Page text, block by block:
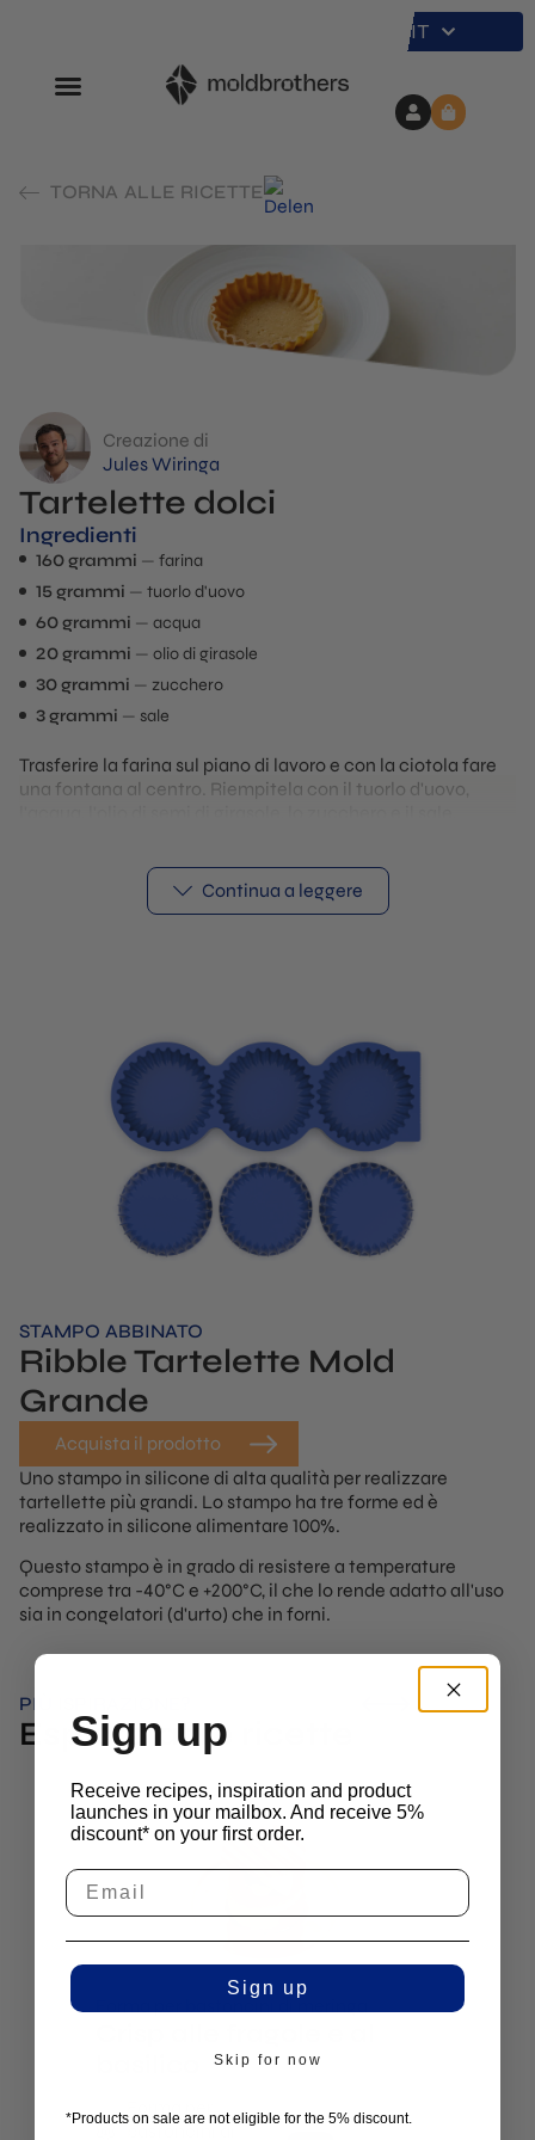
IT
TORNA ALLE RICETTE
Tartelette dolci
Creazione di
Jules Wiringa
Ingredienti
160 grammi
farina
15 grammi
tuorlo d'uovo
60 grammi
acqua
20 grammi
olio di girasole
30 grammi
zucchero
3 grammi
sale
Trasferire la farina sul piano di lavoro e con la ciotola fare
una fontana al centro. Riempitela con il tuorlo d'uovo,
pasta. Una volta ottenuto un bell'impasto, coprirlo e
lasciarlo riposare per almeno 1 ora in frigorifero. Dopodiché,
verso il basso e poi mettete le cime sul fondo. Infornare a
160 gradi Celsius per circa 40 minuti fino a doratura.
Lasciateli raffreddare per 5 minuti prima di livellare la parte
superiore con una grattugia fine. Quindi, conservatele
asciutte e coperte per un secondo momento.
Continua a leggere
STAMPO ABBINATO
Ribble Tartelette Mold
Grande
Uno stampo in silicone di alta qualità per realizzare
tartellette più grandi. Lo stampo ha tre forme ed è
realizzato in silicone alimentare 100%.
Questo stampo è in grado di resistere a temperature
comprese tra -40°C e +200°C, il che lo rende adatto all'uso
sia in congelatori (d'urto) che in forni.
Acquista il prodotto
PIÙ ISPIRAZIONE?
Esplora altre ricette
Forma per bastoncini di meringa
bastoncini di
Sign up
Receive recipes, inspiration and product
launches in your mailbox. And receive 5%
discount* on your first order.
Sign up
Skip for now
*Products on sale are not eligible for the 5% discount.